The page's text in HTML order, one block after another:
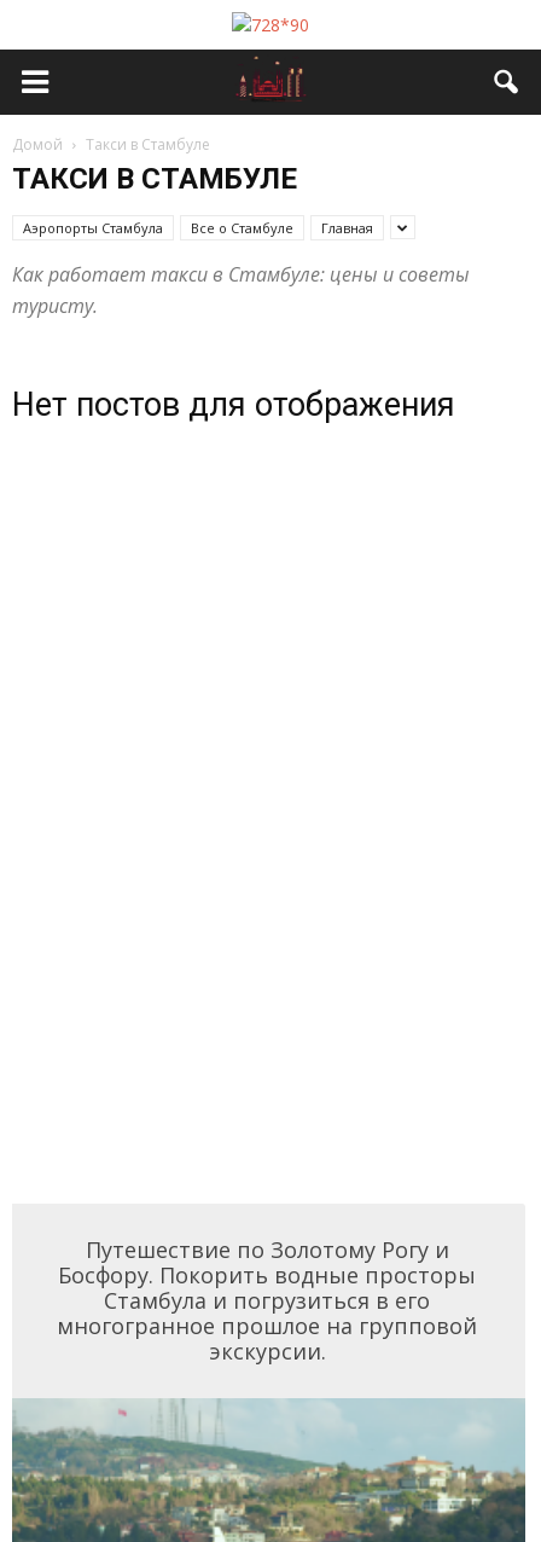
Домой Такси в Стамбуле
ТАКСИ В СТАМБУЛЕ
Аэропорты Стамбула Все о Стамбуле Главная
Как работает такси в Стамбуле: цены и советы
туристу.
Нет постов для отображения
Путешествие по Золотому Рогу и
Босфору. Покорить водные просторы
Стамбула и погрузиться в его
многогранное прошлое на групповой
экскурсии.